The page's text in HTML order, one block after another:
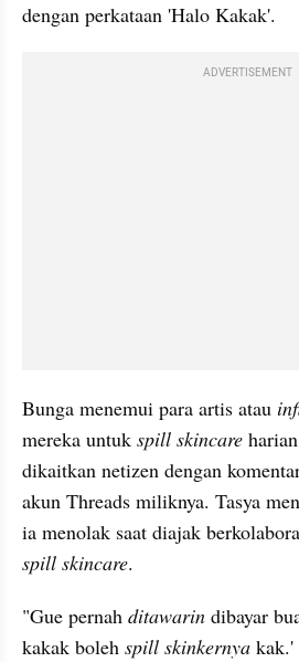
dengan perkataan 'Halo Kakak'.
ADVERTISEMENT
Bunga menemui para artis atau
mereka untuk spill skincare
dikaitkan netizen dengan
akun Threads miliknya. Tasya
spill skincare.
"Gue pernah ditawarin dibayar
kakak boleh spill skinkernya